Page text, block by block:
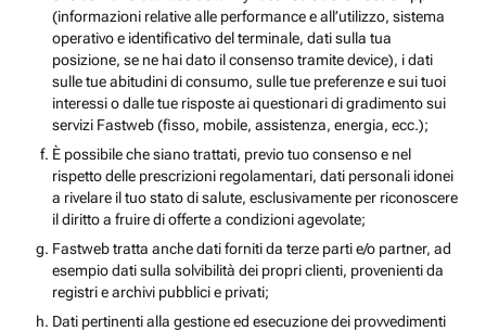
(informazioni relative alle performance e all’utilizzo, sistema
operativo e identificativo del terminale, dati sulla tua
posizione, se ne hai dato il consenso tramite device), i dati
sulle tue abitudini di consumo, sulle tue preferenze e sui tuoi
interessi o dalle tue risposte ai questionari di gradimento sui
servizi Fastweb (fisso, mobile, assistenza, energia, ecc.);
È possibile che siano trattati, previo tuo consenso e nel
rispetto delle prescrizioni regolamentari, dati personali idonei
a rivelare il tuo stato di salute, esclusivamente per riconoscere
il diritto a fruire di offerte a condizioni agevolate;
Fastweb tratta anche dati forniti da terze parti e/o partner, ad
esempio dati sulla solvibilità dei propri clienti, provenienti da
registri e archivi pubblici e privati;
Dati pertinenti alla gestione ed esecuzione dei provvedimenti